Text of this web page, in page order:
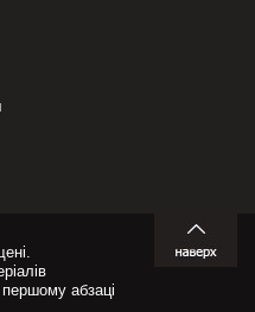
абзаці